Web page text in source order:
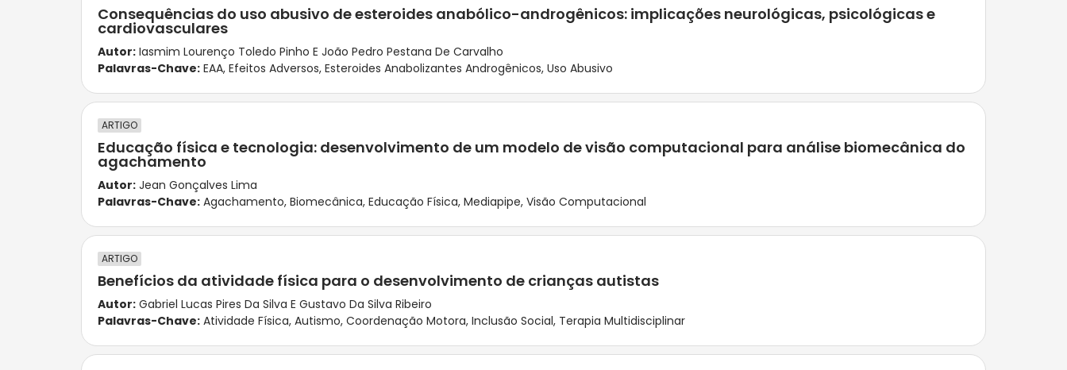
Consequências do uso abusivo de esteroides anabólico-androgênicos: implicações neurológicas, psicológicas e
cardiovasculares
Autor: Iasmim Lourenço Toledo Pinho E João Pedro Pestana De Carvalho
Palavras-Chave: EAA, Efeitos Adversos, Esteroides Anabolizantes Androgênicos, Uso Abusivo
ARTIGO
Educação física e tecnologia: desenvolvimento de um modelo de visão computacional para análise biomecânica do
agachamento
Autor: Jean Gonçalves Lima
Palavras-Chave: Agachamento, Biomecânica, Educação Física, Mediapipe, Visão Computacional
ARTIGO
Benefícios da atividade física para o desenvolvimento de crianças autistas
Autor: Gabriel Lucas Pires Da Silva E Gustavo Da Silva Ribeiro
Palavras-Chave: Atividade Física, Autismo, Coordenação Motora, Inclusão Social, Terapia Multidisciplinar